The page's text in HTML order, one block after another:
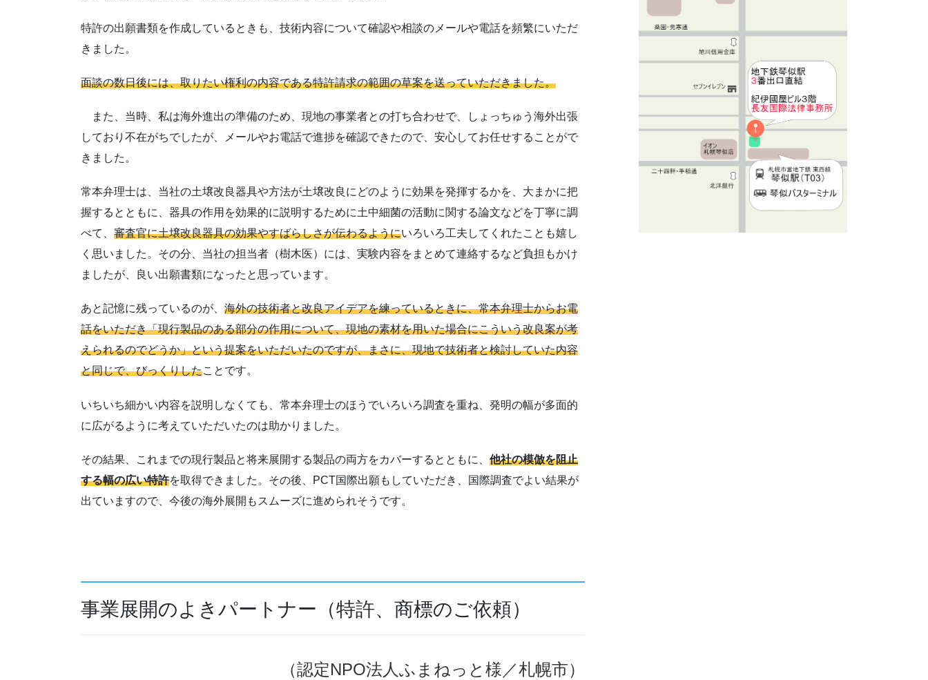
特許の出願書類を作成しているときも、技術内容について確認や相談のメールや電話を頻繁にいただ
きました。
面談の数日後には、取りたい権利の内容である特許請求の範囲の草案を送っていただきました。
また、当時、私は海外進出の準備のため、現地の事業者との打ち合わせで、しょっちゅう海外出張
しており不在がちでしたが、メールやお電話で進捗を確認できたので、安心してお任せすることがで
きました。
常本弁理士は、当社の土壌改良器具や方法が土壌改良にどのように効果を発揮するかを、大まかに把
握するとともに、器具の作用を効果的に説明するために土中細菌の活動に関する論文などを丁寧に調
べて、 審査官に土壌改良器具の効果やすばらしさが伝わるようにいろいろ工夫してくれたことも嬉し
く思いました。その分、当社の担当者（樹木医）には、実験内容をまとめて連絡するなど負担もかけ
ましたが、良い出願書類になったと思っています。
あと記憶に残っているのが、 海外の技術者と改良アイデアを練っているときに、常本弁理士からお電
話をいただき「現行製品のある部分の作用について、現地の素材を用いた場合にこういう改良案が考
えられるのでどうか」という提案をいただいたのですが、まさに、現地で技術者と検討していた内容
と同じで、びっくりしたことです。
いちいち細かい内容を説明しなくても、常本弁理士のほうでいろいろ調査を重ね、発明の幅が多面的
に広がるように考えていただいたのは助かりました。
その結果、これまでの現行製品と将来展開する製品の両方をカバーするとともに、 他社の模倣を阻止
する幅の広い特許を取得できました。その後、PCT国際出願もしていただき、国際調査でよい結果が
出ていますので、今後の海外展開もスムーズに進められそうです。
事業展開のよきパートナー（特許、商標のご依頼）
（認定NPO法人ふまねっと様／札幌市）